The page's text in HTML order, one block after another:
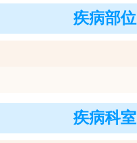
疾病部位
疾病科室